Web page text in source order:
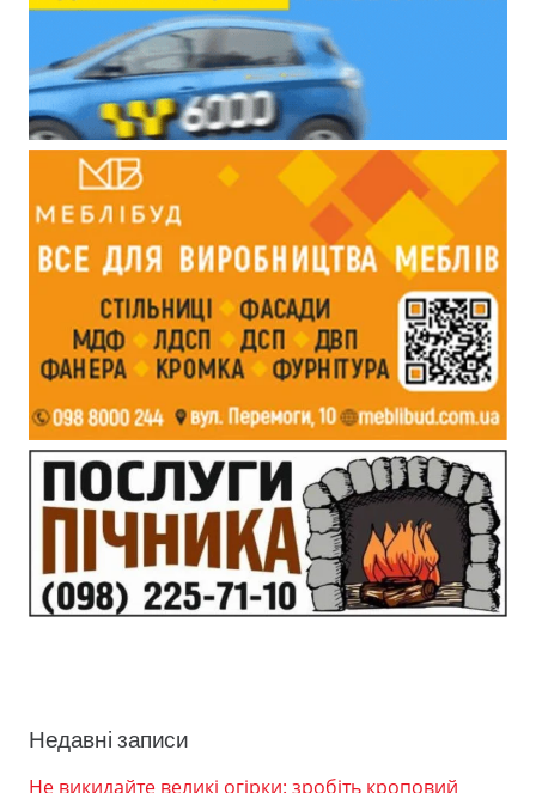
Недавні записи
Не викидайте великі огірки: зробіть кроповий